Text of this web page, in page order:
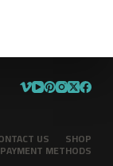
SHOP
US
PAYMENT METHODS